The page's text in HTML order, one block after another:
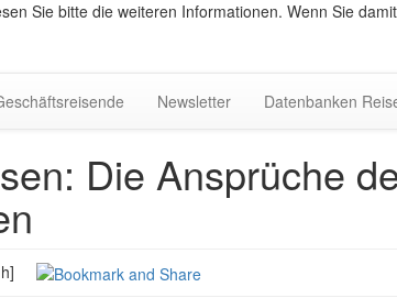
Sie bitte die weiteren Informationen. Wenn Sie
Newsletter Datenbanken
Die Ansprüche